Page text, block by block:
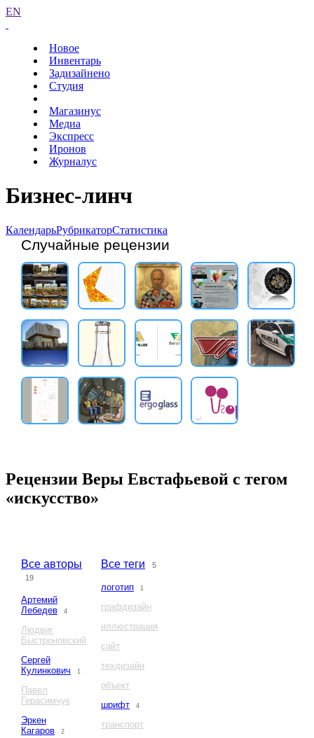
EN
Новое
Инвентарь
Задизайнено
Студия
Магазинус
Медиа
Экспресс
Иронов
Журналус
Бизнес-линч
КалендарьРубрикаторСтатистика
Случайные рецензии
Рецензии Веры Евстафьевой с тегом
«искусство»
Все авторы
19
Артемий
Лебедев
4
Людвиг
Быстроновский
Сергей
Кулинкович
1
Павел
Герасимчук
Эркен
Кагаров
2
Все теги 5
логотип 1
графдизайн
иллюстрация
сайт
техдизайн
объект
шрифт
4
транспорт